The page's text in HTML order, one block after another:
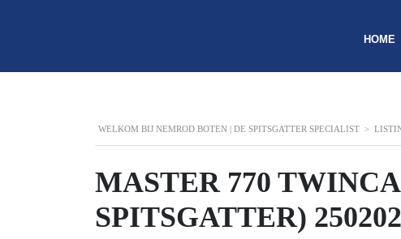
HOME
WELKOM BIJ NEMROD BOTEN | DE SPITSGATTER SPECIALIST >
MASTER 770
SPITSGATTER)